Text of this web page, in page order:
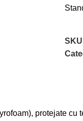
protejate